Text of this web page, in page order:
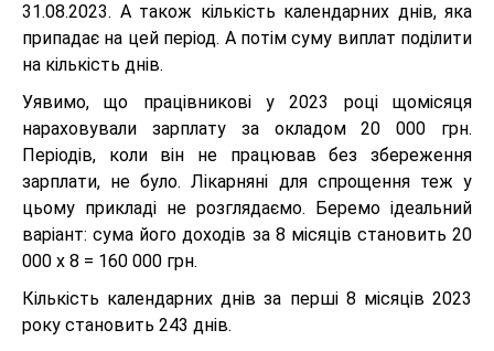
31.08.2023. А також кількість календарних днів, яка
припадає на цей період. А потім суму виплат поділити
на кількість днів.
Уявимо, що працівникові у 2023 році щомісяця
нараховували зарплату за окладом 20 000 грн.
Періодів, коли він не працював без збереження
зарплати, не було. Лікарняні для спрощення теж у
цьому прикладі не розглядаємо. Беремо ідеальний
варіант: сума його доходів за 8 місяців становить 20
000 х 8 = 160 000 грн.
Кількість календарних днів за перші 8 місяців 2023
року становить 243 днів.